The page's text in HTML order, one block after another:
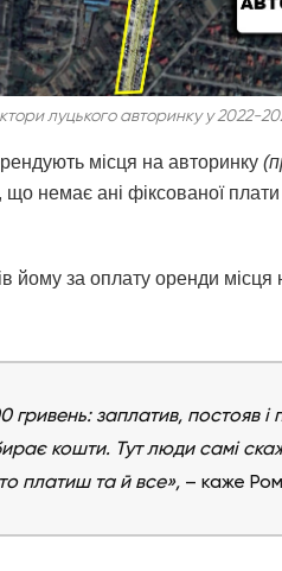
луцького авторинку у 2022-
місця на авторинку
немає ані фіксованої плати
йому за оплату оренди
заплатив, постояв і
кошти. Тут люди самі
платиш та й все», – каже